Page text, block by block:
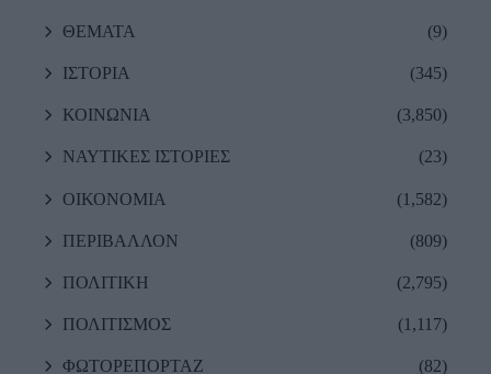
ΘΕΜΑΤΑ (9)
ΙΣΤΟΡΙΑ (345)
ΚΟΙΝΩΝΙΑ (3,850)
ΝΑΥΤΙΚΕΣ ΙΣΤΟΡΙΕΣ (23)
ΟΙΚΟΝΟΜΙΑ (1,582)
ΠΕΡΙΒΑΛΛΟΝ (809)
ΠΟΛΙΤΙΚΗ (2,795)
ΠΟΛΙΤΙΣΜΟΣ (1,117)
ΦΩΤΟΡΕΠΟΡΤΑΖ (82)